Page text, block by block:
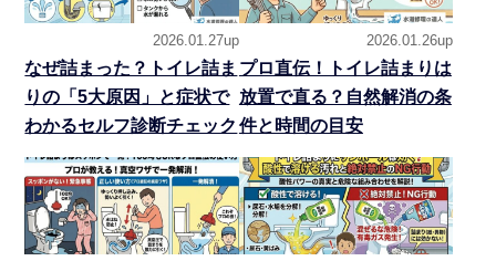
2026.01.27up
なぜ詰まった？トイレ詰ま
りの「5大原因」と症状で
わかるセルフ診断チェック
2026.01.26up
プロ直伝！トイレ詰まりは
放置で直る？自然解消の条
件と時間の目安